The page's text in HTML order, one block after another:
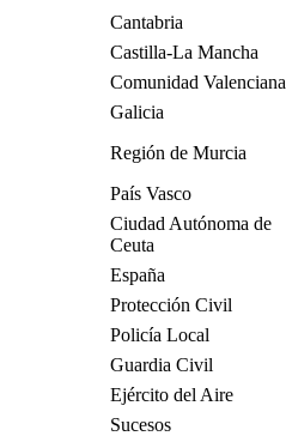
Cantabria
Castilla-La Mancha
Comunidad Valenciana
Galicia
Región de Murcia
País Vasco
Ciudad Autónoma de
Ceuta
España
Protección Civil
Policía Local
Guardia Civil
Ejército del Aire
Sucesos